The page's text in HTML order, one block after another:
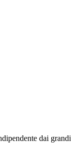
dai grandi